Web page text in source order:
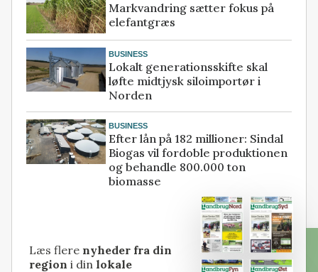
Markvandring sætter fokus på
elefantgræs
BUSINESS
Lokalt generationsskifte skal
løfte midtjysk siloimportør i
Norden
BUSINESS
Efter lån på 182 millioner: Sindal
Biogas vil fordoble produktionen
og behandle 800.000 ton
biomasse
Læs flere nyheder fra din
region i dinlokale